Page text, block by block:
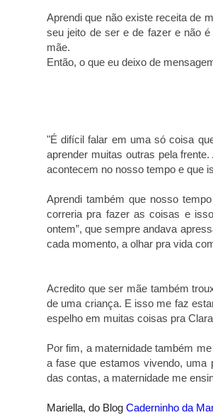
Aprendi que não existe receita de
seu jeito de ser e de fazer e não
mãe.
Então, o que eu deixo de
"É difícil falar em uma só coisa
aprender muitas outras pela
acontecem no nosso tempo e que
Aprendi também que nosso
correria pra fazer as coisas e
ontem”, que sempre andava
cada momento, a olhar pra vida
Acredito que ser mãe também
de uma criança. E isso me faz
espelho em muitas coisas pra
Por fim, a maternidade também
a fase que estamos vivendo,
das contas, a maternidade me
Mariella, do Blog Caderninho da